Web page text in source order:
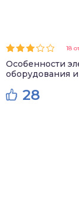
18
Особенности
оборудования
28